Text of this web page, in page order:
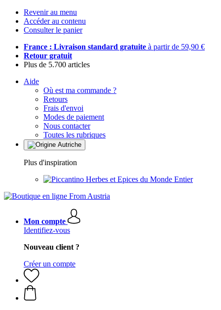
Revenir au menu
Accéder au contenu
Consulter le panier
France : Livraison standard gratuite à partir de 59,90 €
Retour gratuit
Plus de 5.700 articles
Aide
Où est ma commande ?
Retours
Frais d'envoi
Modes de paiement
Nous contacter
Toutes les rubriques
Plus d'inspiration
Herbes et Epices du Monde Entier
Mon compte
Identifiez-vous
Nouveau client ?
Créer un compte